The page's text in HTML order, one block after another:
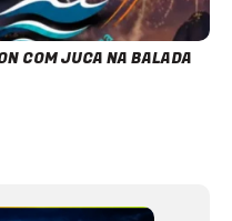
COM JUCA NA BALADA